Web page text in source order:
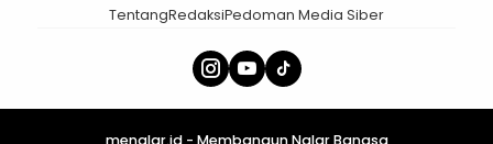
TentangRedaksiPedoman Media Siber
menalar.id - Membangun Nalar Bangsa